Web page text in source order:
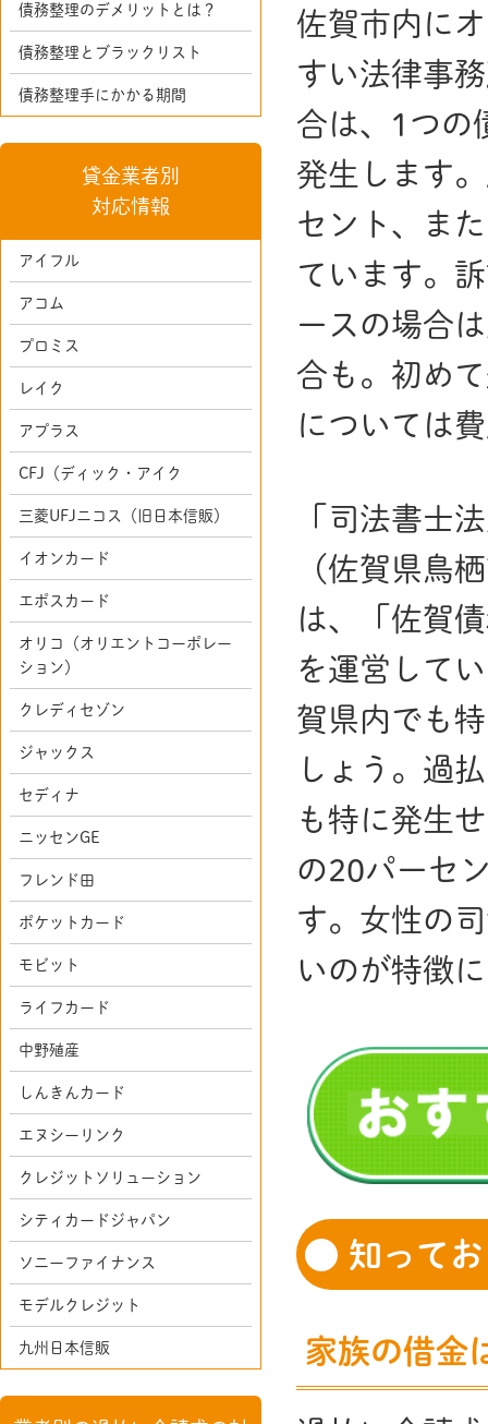
佐賀市内に
すい法律事
合は、1つの
発生します
セント、ま
ています。
ースの場合
合も。初め
については
「司法書士
（佐賀県鳥
は、「佐賀
を運営して
賀県内でも
しょう。過
も特に発生
の20パーセ
す。女性の
いのが特徴
知って
家族の借金
債務整理のデメリットとは？
債務整理とブラックリスト
債務整理手にかかる期間
貸金業者別
対応情報
アイフル
アコム
プロミス
レイク
アプラス
CFJ（ディック・アイク
三菱UFJニコス（旧日本信販）
イオンカード
エポスカード
オリコ（オリエントコーポレー
ション）
クレディセゾン
ジャックス
セディナ
ニッセンGE
フレンド田
ポケットカード
モビット
ライフカード
中野殖産
しんきんカード
エヌシーリンク
クレジットソリューション
シティカードジャパン
ソニーファイナンス
モデルクレジット
九州日本信販